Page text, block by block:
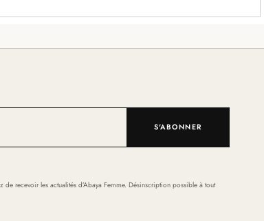
S'ABONNER
de recevoir les actualités d’Abaya Femme. Désinscription possible à tout